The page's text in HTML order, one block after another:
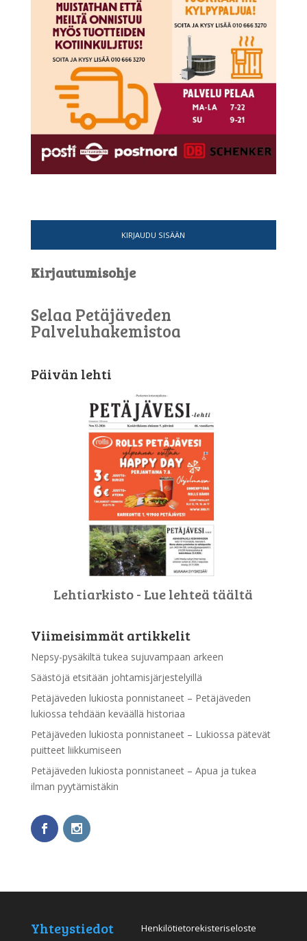
KIRJAUDU SISÄÄN
Kirjautumisohje
Selaa Petäjäveden
Palveluhakemistoa
Päivän lehti
Lehtiarkisto - Lue lehteä täältä
Viimeisimmät artikkelit
Nepsy-pysäkiltä tukea sujuvampaan arkeen
Säästöjä etsitään johtamisjärjestelyillä
Petäjäveden lukiosta ponnistaneet – Petäjäveden
lukiossa tehdään keväällä historiaa
Petäjäveden lukiosta ponnistaneet – Lukiossa pätevät
puitteet liikkumiseen
Petäjäveden lukiosta ponnistaneet – Apua ja tukea
ilman pyytämistäkin
Yhteystiedot Henkilötietorekisteriseloste